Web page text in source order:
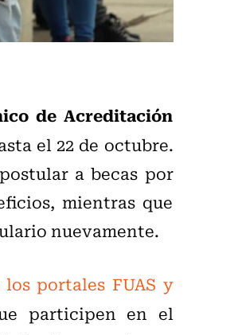
de Acreditación
el 22 de octubre.
a becas por
mientras que
nuevamente.
portales FUAS y
participen en el